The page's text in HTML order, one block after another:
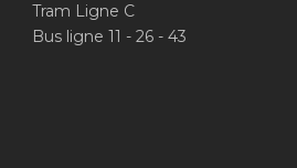
Tram Ligne C
Bus ligne 11 - 26 - 43